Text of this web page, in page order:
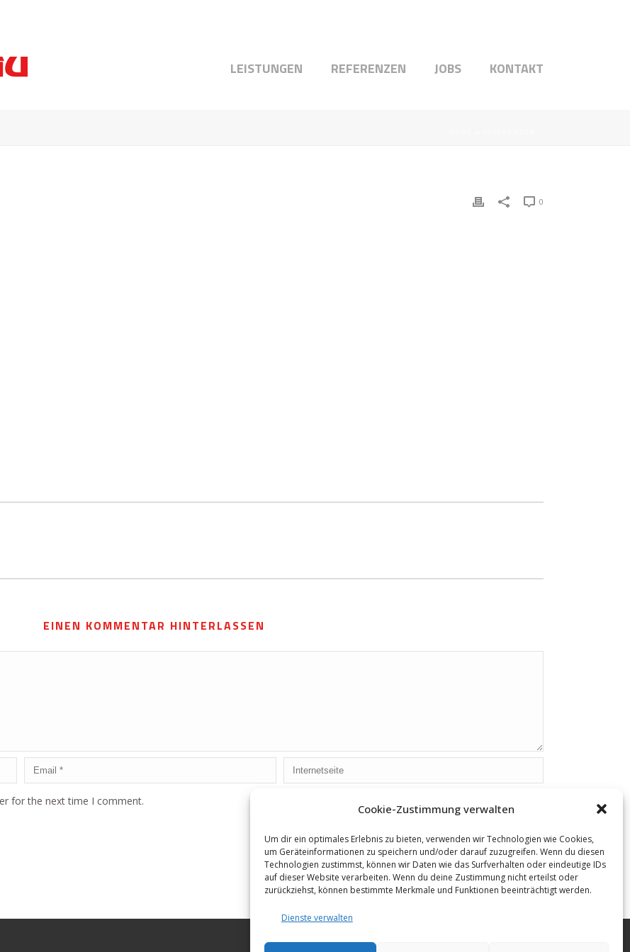
Cookie-Zustimmung verwalten
Um dir ein optimales Erlebnis zu bieten, verwenden wir Technologien wie Cookies,
um Geräteinformationen zu speichern und/oder darauf zuzugreifen. Wenn du diesen
Technologien zustimmst, können wir Daten wie das Surfverhalten oder eindeutige IDs
auf dieser Website verarbeiten. Wenn du deine Zustimmung nicht erteilst oder
zurückziehst, können bestimmte Merkmale und Funktionen beeinträchtigt werden.
Dienste verwalten
LEISTUNGEN REFERENZEN JOBS KONTAKT
0
EINEN KOMMENTAR HINTERLASSEN
for the next time I comment.